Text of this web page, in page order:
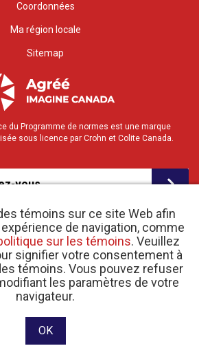
témoins sur ce site Web afin
de navigation, comme
sur les témoins. Veuillez
signifier votre consentement à
témoins. Vous pouvez refuser
les paramètres de votre
navigateur.
OK
Coordonnées
Ma région locale
Sitemap
du Programme de normes est une marque
sous licence par Crohn et Colite Canada.
vous
|Politique de confidentialité
de bienfaisance 11883 1486 RR 0001
et développé par raisin Software.